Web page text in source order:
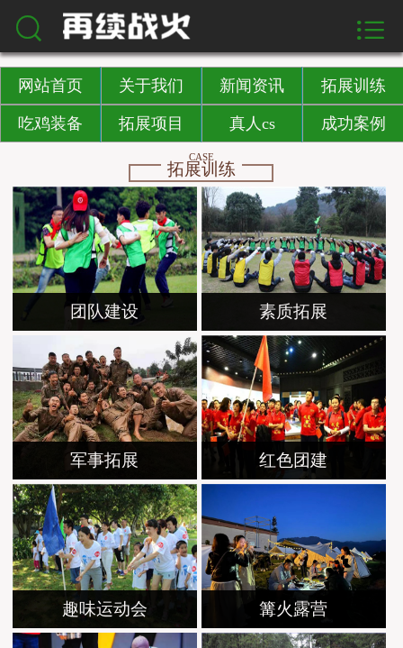
关于我们
新闻资讯
吃鸡装备
拓展项目
真人cs
成功案例
拓展方案
联系我们


网站首页 关于我们 新闻资讯 拓展训练
吃鸡装备 拓展项目 真人cs 成功案例
CASE
拓展训练
团队建设 素质拓展
军事拓展 红色团建
趣味运动会 篝火露营